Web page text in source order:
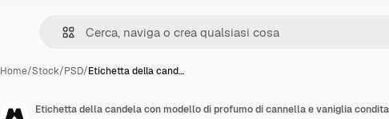
Home/Stock/PSD/Etichetta della cand…
Etichetta della candela con modello di profumo di cannella e vaniglia condita